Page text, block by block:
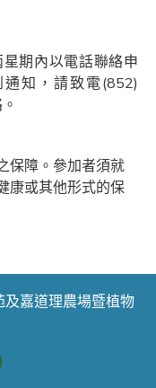
期內以電話聯絡申
知，請致電(852)
保障。參加者須就
康或其他形式的保
嘉道理農場暨植物